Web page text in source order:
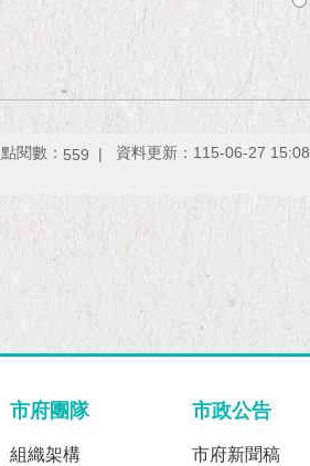
點閱數： 559 資料更新：115-06-27 15:08
市府團隊
組織架構
市政公告
市府新聞稿